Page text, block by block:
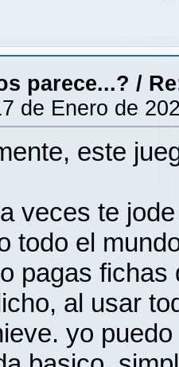
parece...? /
de Enero de
este
veces te
todo el
pagas
al usar
yo